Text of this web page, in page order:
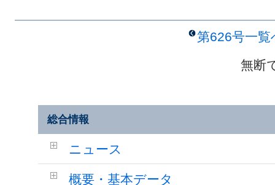
第626号一覧
無断
総合情報
ニュース
概要・基本データ